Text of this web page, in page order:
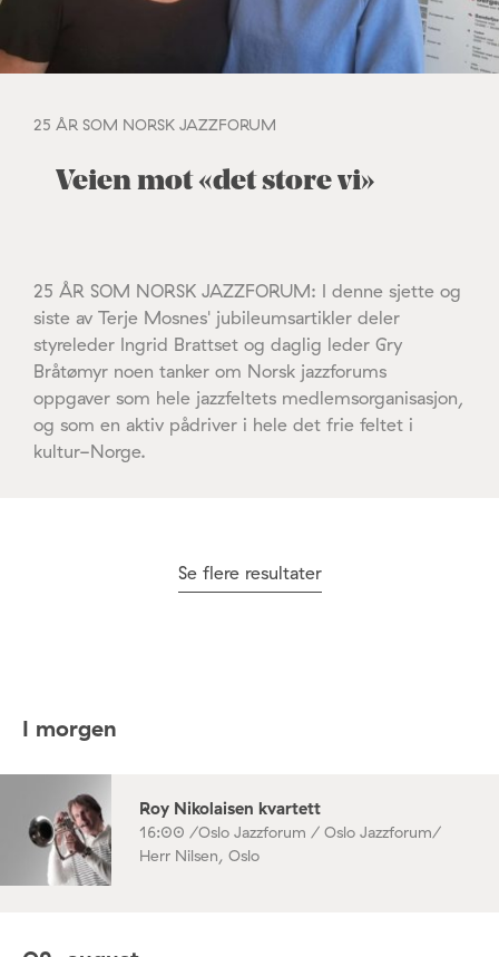
25 ÅR SOM NORSK JAZZFORUM
Veien mot «det store vi»
25 ÅR SOM NORSK JAZZFORUM: I denne sjette og
siste av Terje Mosnes' jubileumsartikler deler
styreleder Ingrid Brattset og daglig leder Gry
Bråtømyr noen tanker om Norsk jazzforums
oppgaver som hele jazzfeltets medlemsorganisasjon,
og som en aktiv pådriver i hele det frie feltet i
kultur-Norge.
Se flere resultater
I morgen
Roy Nikolaisen kvartett
16:00 /Oslo Jazzforum / Oslo Jazzforum/
Herr Nilsen, Oslo